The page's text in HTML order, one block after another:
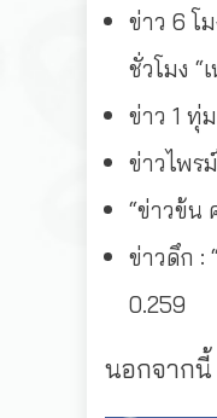
ข่าว 6 โ
ชั่วโมง “
ข่าว 1 ทุ่
ข่าวไพร
“ข่าวข้น
ข่าวดึก :
0.259
นอกจากนี้